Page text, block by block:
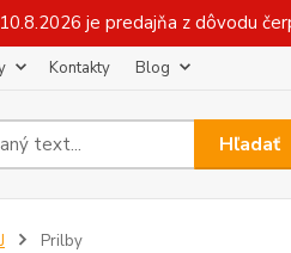
je predajňa z dôvodu
Kontakty Blog
Hľadať
Prilby